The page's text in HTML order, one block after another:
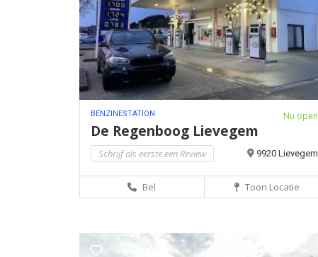
BENZINESTATION Nu open
De Regenboog Lievegem
Schrijf als eerste een Review 9920 Lievegem
Bel Toon Locatie